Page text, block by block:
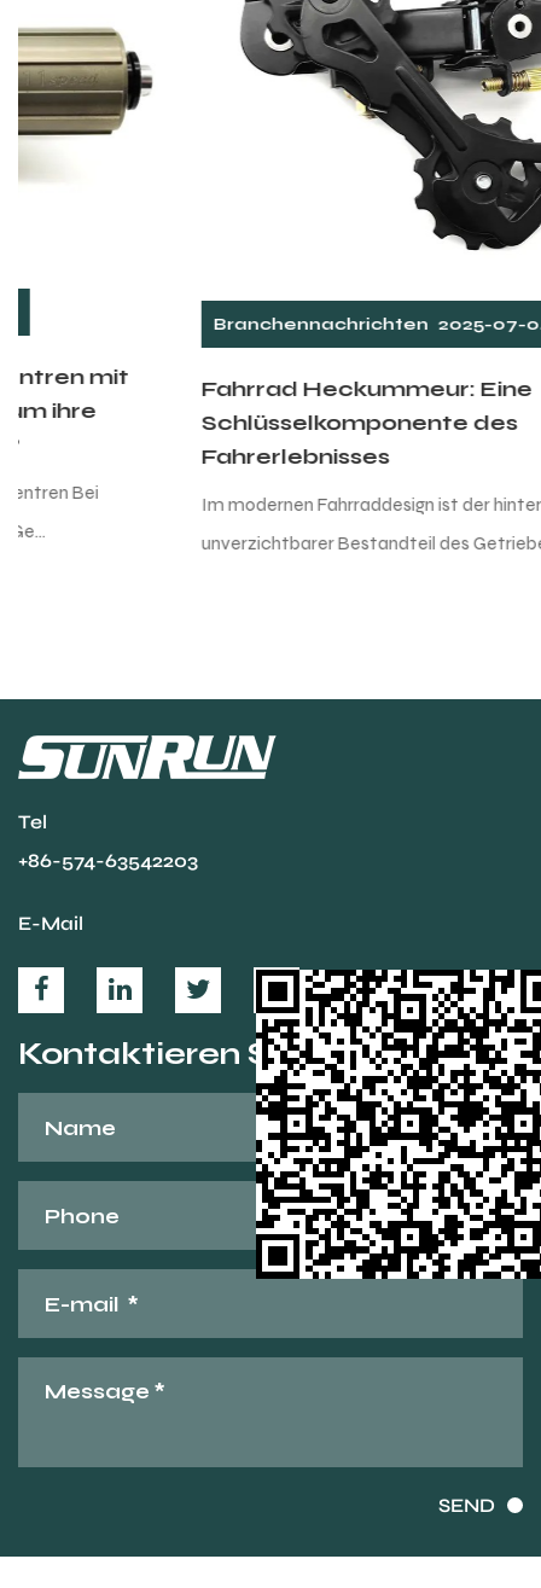
Branchennachrichten 2025-07-04
Fahrrad Heckummeur: Eine
Schlüsselkomponente des
Fahrerlebnisses
Im modernen Fahrraddesign ist der hintere Umwerfer ein
unverzichtbarer Bestandteil des Getriebesy...
Tel
+86-574-63542203
E-Mail
Kontaktieren Sie uns
SEND